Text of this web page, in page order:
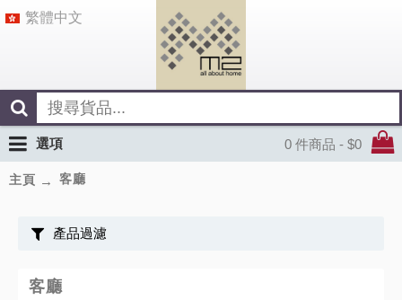
繁體中文
0 件商品 - $0
選項
主頁 客廳
產品過濾
客廳